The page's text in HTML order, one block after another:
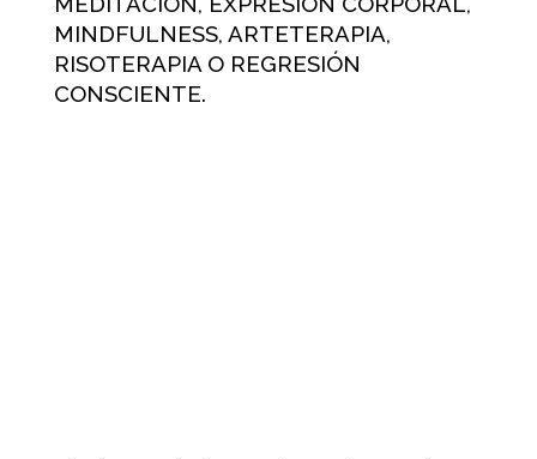
MINDFULNESS, ARTETERAPIA,
RISOTERAPIA O REGRESIÓN
CONSCIENTE.